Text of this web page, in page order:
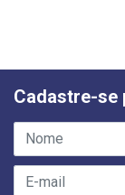
Cadastre-se